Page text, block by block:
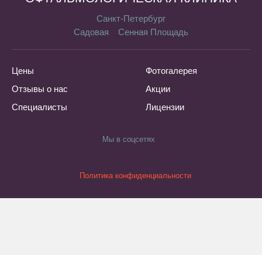
Санкт-Петербург
Садовая
Сенная Площадь
Цены
Отзывы о нас
Специалисты
Фотогалерея
Акции
Лицензии
Мы в соцсетях
Политика конфиденциальности